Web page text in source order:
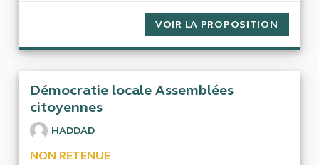
VOIR LA PROPOSITION
Démocratie locale Assemblées
citoyennes
HADDAD
NON RETENUE